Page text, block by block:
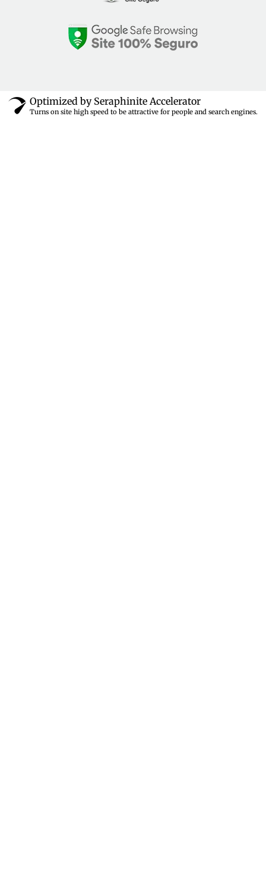
Optimized by Seraphinite Accelerator
Turns on site high speed to be attractive for people and search engines.